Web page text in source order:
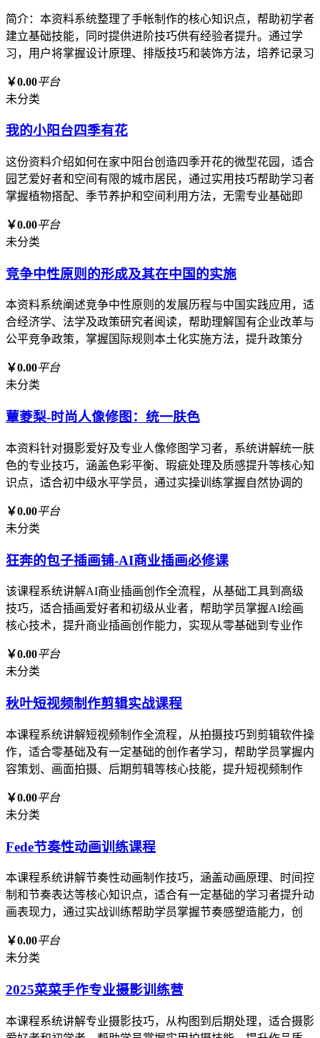
简介：本资料系统整理了手帐制作的核心知识点，帮助初学者
建立基础技能，同时提供进阶技巧供有经验者提升。通过学
习，用户将掌握设计原理、排版技巧和装饰方法，培养记录习
￥0.00平台
未分类
我的小阳台四季有花
这份资料介绍如何在家中阳台创造四季开花的微型花园，适合
园艺爱好者和空间有限的城市居民，通过实用技巧帮助学习者
掌握植物搭配、季节养护和空间利用方法，无需专业基础即
￥0.00平台
未分类
竞争中性原则的形成及其在中国的实施
本资料系统阐述竞争中性原则的发展历程与中国实践应用，适
合经济学、法学及政策研究者阅读，帮助理解国有企业改革与
公平竞争政策，掌握国际规则本土化实施方法，提升政策分
￥0.00平台
未分类
蕈菱梨-时尚人像修图：统一肤色
本资料针对摄影爱好及专业人像修图学习者，系统讲解统一肤
色的专业技巧，涵盖色彩平衡、瑕疵处理及质感提升等核心知
识点，适合初中级水平学员，通过实操训练掌握自然协调的
￥0.00平台
未分类
狂奔的包子插画铺-AI商业插画必修课
该课程系统讲解AI商业插画创作全流程，从基础工具到高级
技巧，适合插画爱好者和初级从业者，帮助学员掌握AI绘画
核心技术，提升商业插画创作能力，实现从零基础到专业作
￥0.00平台
未分类
秋叶短视频制作剪辑实战课程
本课程系统讲解短视频制作全流程，从拍摄技巧到剪辑软件操
作，适合零基础及有一定基础的创作者学习，帮助学员掌握内
容策划、画面拍摄、后期剪辑等核心技能，提升短视频制作
￥0.00平台
未分类
Fede节奏性动画训练课程
本课程系统讲解节奏性动画制作技巧，涵盖动画原理、时间控
制和节奏表达等核心知识点，适合有一定基础的学习者提升动
画表现力，通过实战训练帮助学员掌握节奏感塑造能力，创
￥0.00平台
未分类
2025菜菜手作专业摄影训练营
本课程系统讲解专业摄影技巧，从构图到后期处理，适合摄影